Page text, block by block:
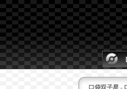
口袋双子星 -